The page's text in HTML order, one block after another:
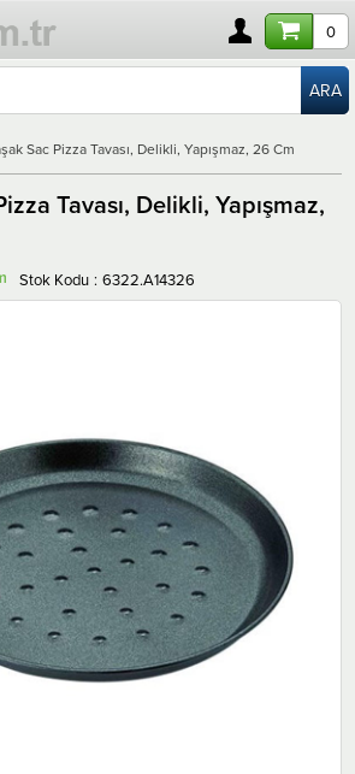
0
Sac Pizza Tavası, Delikli, Yapışmaz, 26 Cm
Tavası, Delikli, Yapışmaz,
Stok Kodu 6322.A14326